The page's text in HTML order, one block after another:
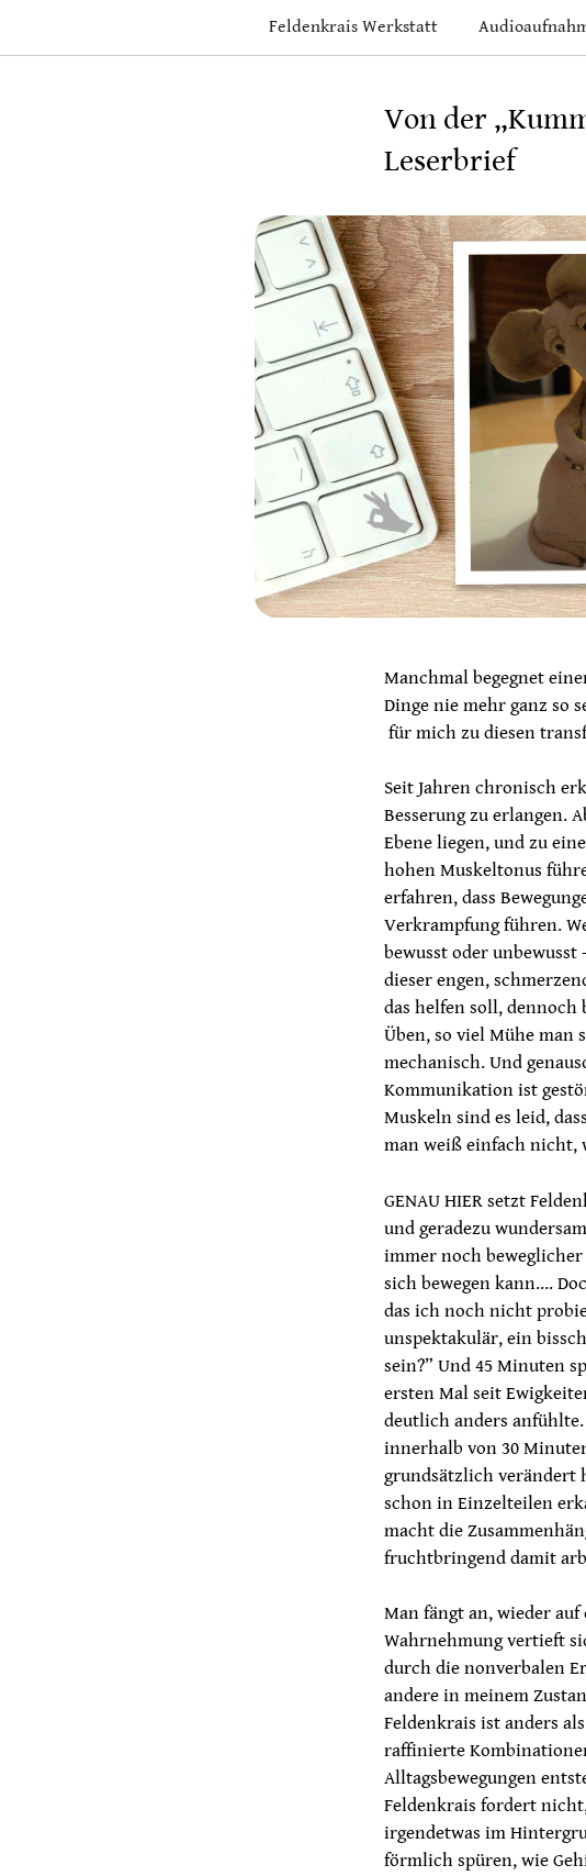
Feldenkrais Werkstatt
Von der
Leserbrief
Manchmal begegnet
Dinge nie mehr ganz so
für mich zu diesen
Seit Jahren chronisch
Besserung zu erlangen.
Ebene liegen, und zu
hohen Muskeltonus
erfahren, dass
Verkrampfung führen.
bewusst oder
dieser engen,
das helfen soll, dennoch
Üben, so viel Mühe man
mechanisch. Und
Kommunikation ist
Muskeln sind es leid,
man weiß einfach nicht,
GENAU HIER setzt
und geradezu
immer noch
sich bewegen kann….
das ich noch nicht
unspektakulär, ein
sein?” Und 45 Minuten
ersten Mal seit
deutlich anders anfühlte.
innerhalb von 30
grundsätzlich verändert
schon in Einzelteilen
macht die
fruchtbringend damit
Man fängt an, wieder auf
Wahrnehmung vertieft
durch die nonverbalen
andere in meinem
Feldenkrais ist anders
raffinierte
Alltagsbewegungen
Feldenkrais fordert
irgendetwas im
förmlich spüren, wie